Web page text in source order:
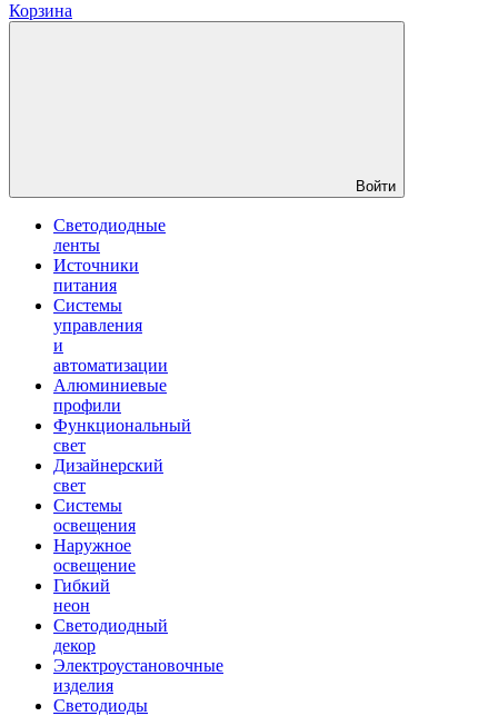
Корзина
Войти
Светодиодные
ленты
Источники
питания
Системы
управления
и
автоматизации
Алюминиевые
профили
Функциональный
свет
Дизайнерский
свет
Системы
освещения
Наружное
освещение
Гибкий
неон
Светодиодный
декор
Электроустановочные
изделия
Светодиоды